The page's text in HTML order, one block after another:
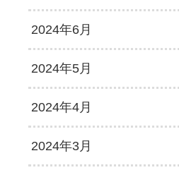
2024年6月
2024年5月
2024年4月
2024年3月